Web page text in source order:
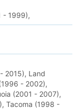
- 1999),
2015), Land
- 2002),
(2001 - 2007),
Tacoma (1998 -